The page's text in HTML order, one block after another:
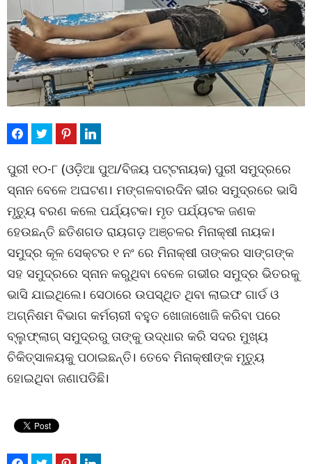
ପୁରୀ ୧୦-୮ (ଓଡ଼ିଆ ପୁଅ/ବିଜୟ ପଟ୍ଟନାୟକ) ପୁରୀ ସମୁଦ୍ରରେ
ସ୍ନାନ ବେଳେ ଅଘଟଣ। ମଙ୍ଗଳବାରଦିନ ଭୀର ସମୁଦ୍ରରେ ଭାସି
ମୃତ୍ୟୁ ବରଣ କଲେ ପର୍ଯ୍ୟଟକ। ମୃତ ପର୍ଯ୍ୟଟକ ଜଣକ
ହେଉଛନ୍ତି ଛତିଶଗଡ ରାୟଗଡ଼ ଅଞ୍ଚଳର ମିନାକ୍ଷୀ ନାୟକ।
ସମୁଦ୍ର କୂଳ ସେକ୍ଟର ୧ ନଂ ରେ ମିନାକ୍ଷୀ ତାଙ୍କର ସାଙ୍ଗଙ୍କ
ସହ ସମୁଦ୍ରରେ ସ୍ନାନ କରୁଥିବା ବେଳେ ଗଭୀର ସମୁଦ୍ର ଭିତରକୁ
ଭାସି ଯାଇଥିଲେ। ସେଠାରେ ଉପସ୍ଥିତ ଥିବା ଲାଇଫ ଗାର୍ଡ ଓ
ଅଗ୍ନିଶମ ବିଭାଗ କର୍ମଚାରୀ ବହୁତ ଖୋଜାଖୋଜି କରିବା ପରେ
ବ୍ଲୁଫ୍ଲାଗ୍ ସମୁଦ୍ରରୁ ତାଙ୍କୁ ଉଦ୍ଧାର କରି ସଦର ମୁଖ୍ୟ
ଚିକିତ୍ସାଳୟକୁ ପଠାଇଛନ୍ତି। ତେବେ ମିନାକ୍ଷୀଙ୍କ ମୃତ୍ୟୁ
ହୋଇଥିବା ଜଣାପଡିଛି।